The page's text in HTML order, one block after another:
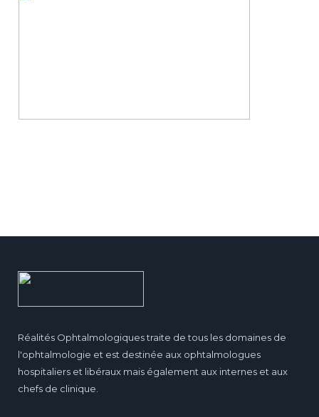
Réalités Ophtalmologiques traite de tous les domaines de
l'ophtalmologie et est destinée aux ophtalmologues
hospitaliers et libéraux mais également aux internes et aux
chefs de clinique.